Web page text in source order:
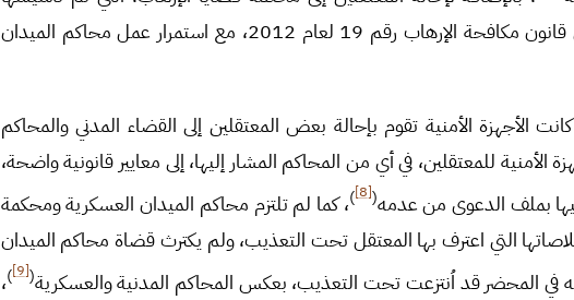
بالقانون 22 لعام 2012، بناءً على قانون مكافحة الإرهاب رقم 19 لعام 2012، مع استمرار عمل محاكم الميدان
الأجهزة الأمنية تقوم بإحالة بعض المعتقلين إلى القضاء المدني والمحاكم
الأمنية للمعتقلين، في أي من المحاكم المشار إليها، إلى معايير قانونية واضحة،
بملف الدعوى من عدمه(
[8]
)، كما لم تلتزم محاكم الميدان العسكرية ومحكمة
التي اعترف بها المعتقل تحت التعذيب، ولم يكترث قضاة محاكم الميدان
في المحضر قد اُنتزعت تحت التعذيب، بعكس المحاكم المدنية والعسكرية(
[9]
)،